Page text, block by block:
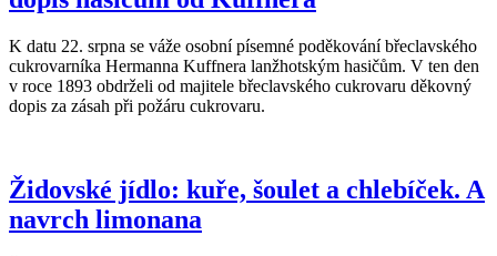
K datu 22. srpna se váže osobní písemné poděkování břeclavského
cukrovarníka Hermanna Kuffnera lanžhotským hasičům. V ten den
v roce 1893 obdrželi od majitele břeclavského cukrovaru děkovný
dopis za zásah při požáru cukrovaru.
Židovské jídlo: kuře, šoulet a chlebíček. A
navrch limonana